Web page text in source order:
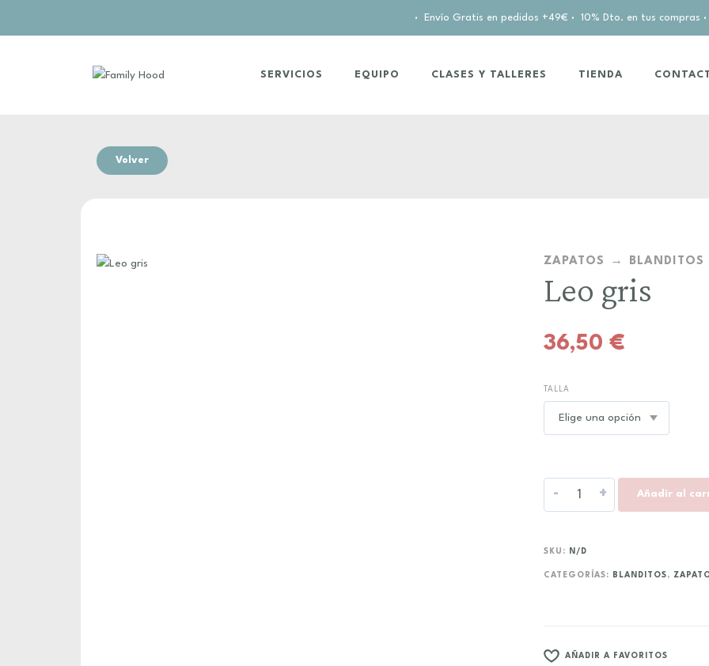
· Envío Gratis en pedidos +49€ · 10% Dto. en tus compras ·
SERVICIOS EQUIPO CLASES Y TALLERES TIENDA
Volver
ZAPATOS BLANDITOS
Leo gris
36,50 €
TALLA
- + Añadir al
SKU: N/D
CATEGORÍAS: BLANDITOS ,
AÑADIR A FAVORITOS